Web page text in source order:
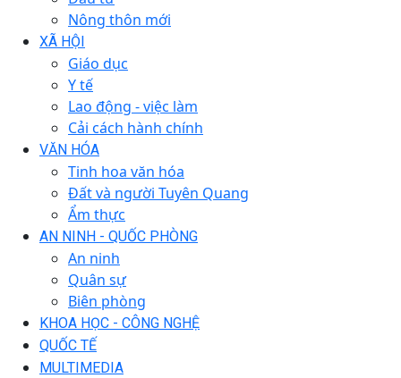
Nông thôn mới
XÃ HỘI
Giáo dục
Y tế
Lao động - việc làm
Cải cách hành chính
VĂN HÓA
Tinh hoa văn hóa
Đất và người Tuyên Quang
Ẩm thực
AN NINH - QUỐC PHÒNG
An ninh
Quân sự
Biên phòng
KHOA HỌC - CÔNG NGHỆ
QUỐC TẾ
MULTIMEDIA